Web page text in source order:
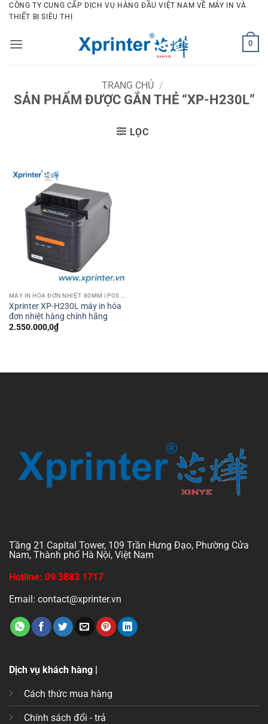
Bỏ
qua
dung
CÔNG TY CUNG CẤP DỊCH VỤ HÀNG ĐẦU VIỆT NAM VỀ MÁY IN VÀ
THIẾT BỊ SIÊU THỊ
0
TRANG CHỦ /
SẢN PHẨM ĐƯỢC GẮN THẺ “XP-H230L”
LỌC
Xprinter XP-H230L máy in hóa
đơn nhiệt hàng chính hãng
2.550.000,0₫
Tầng 21 Capital Tower, 109 Trần Hưng Đạo, Phường Cửa
Nam, Thành phố Hà Nội, Việt Nam
Hotline: 09 3883 1717
Email: contact@xprinter.vn
Dịch vụ khách hàng |
Cách thức mua hàng
Chính sách đổi - trả